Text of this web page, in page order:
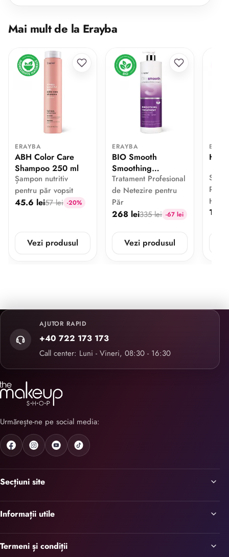
Mai mult de la Erayba
ERAYBA
ABH Color Care
Shampoo 250 ml
Șampon nutritiv
pentru păr vopsit
45.6 lei57 lei -20%
Vezi produsul
ERAYBA
BIO Smooth
Smoothing
Treatment 1000 ml
Tratament Profesional
de Netezire pentru
Păr
268 lei335 lei -67 lei
Vezi produsul
Set
149
AJUTOR RAPID
+40 722 173 173
Call center: Luni - Vineri, 08:30 - 16:30
Urmărește-ne pe social media:
Secțiuni site
Informații utile
Termeni și condiții